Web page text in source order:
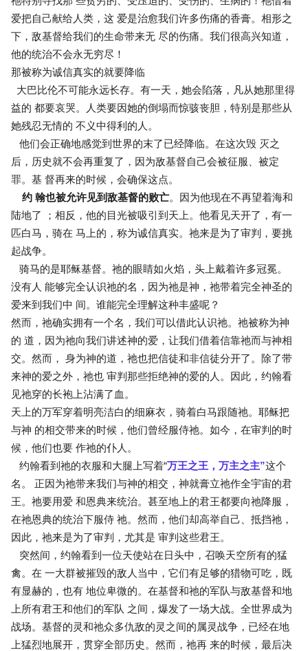
爱把自己献给人类，这 爱是治愈我们许多伤痛的香膏。相形之
下，敌基督给我们的生命带来无 尽的伤痛。我们很高兴知道，
他的统治不会永无穷尽！
那被称为诚信真实的就要降临
大巴比伦不可能永远长存。有一天，她会陷落，凡从她那里得
益的 都要哀哭。人类要因她的倒塌而惊骇丧胆，特别是那些从
她残忍无情的 不义中得利的人。
他们会正确地感觉到世界的末了已经降临。在这次毁 灭之
后，历史就不会再重复了，因为敌基督自己会被征服、被定
罪。基 督再来的时候，会确保这点。
约 翰也被允许见到敌基督的败亡。因为他现在不再望着海和
陆地了 ；相反，他的目光被吸引到天上。他看见天开了，有一
匹白马，骑在 马上的，称为诚信真实。祂来是为了审判，要挑
起战争。
骑马的是耶稣基督。祂的眼睛如火焰，头上戴着许多冠冕。
没有人 能够完全认识祂的名，因为祂是神，祂带着完全神圣的
爱来到我们中 间。谁能完全理解这种丰盛呢？
然而，祂确实拥有一个名，我们可以借此认识祂。祂被称为神
的 道，因为祂向我们讲述神的爱，让我们借着信靠祂而与神相
交。然而， 身为神的道，祂也把信徒和非信徒分开了。除了带
来神的爱之外，祂也 审判那些拒绝神的爱的人。因此，约翰看
见祂穿的长袍上沾满了血。
天上的万军穿着明亮洁白的细麻衣，骑着白马跟随祂。耶稣把
与神 的相交带来的时候，他们曾经服侍祂。如今，在审判的时
候，他们也要 作祂的仆人。
约翰看到祂的衣服和大腿上写着“万王之王，万主之主”这个
名。 正因为祂带来我们与神的相交，神就膏立祂作全宇宙的君
王。祂要用爱 和恩典来统治。甚至地上的君王都要向祂降服，
在祂恩典的统治下服侍 祂。然而，他们却高举自己、抵挡祂，
因此，祂来是为了审判，尤其是 审判这些君王。
突然间，约翰看到一位天使站在日头中，召唤天空所有的猛
禽。在 一大群被摧毁的敌人当中，它们有足够的猎物可吃，既
有显赫的，也有 地位卑微的。在基督和祂的军队与敌基督和地
上所有君王和他们的军队 之间，爆发了一场大战。全世界成为
战场。基督的灵和祂众多仇敌的灵之间的属灵战争，已经在地
上猛烈地展开，贯穿全部历史。然而，祂再 来的时候，最后决